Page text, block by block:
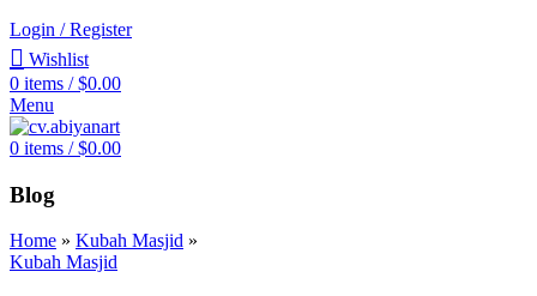
Login / Register
Wishlist
0 items / $0.00
Menu
0 items / $0.00
Blog
Home » Kubah Masjid »
Kubah Masjid